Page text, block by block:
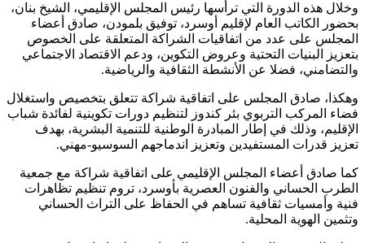
وخلال هذه الدورة التي ترأسها رئيس المجلس الإقليمي، الشيخ بنان،
بحضور الكاتب العام لإقليم أوسرد، توفيق بلمودن، صادق أعضاء
المجلس على عدد من اتفاقيات الشراكة المتعلقة على الخصوص
بتعزيز البنيات التحتية وعروض التكوين، ودعم الاقتصاد الاجتماعي
والتضامني، فضلا عن الأنشطة الثقافية والرياضية.
وهكذا، صادق المجلس على اتفاقية شراكة تتعلق بتخصيص واستغلال
فضاء المركب التربوي بئر كندوز لتنظيم دورات تكوينية لفائدة شباب
الإقليم، وذلك في إطار المبادرة الوطنية للتنمية البشرية، بهدف
تعزيز قدرات المستفيدين وتعزيز اندماجهم السوسيو-مهني.
كما صادق أعضاء المجلس الإقليمي على اتفاقية شراكة مع جمعية
الطرب الحساني والفنون العصرية بأوسرد، تروم تنظيم تظاهرات
فنية وأمسيات ثقافية تساهم في الحفاظ على التراث الحساني
وتثمين الهوية المحلية.